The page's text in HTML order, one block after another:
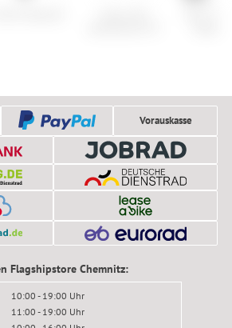
Vorauskasse
Flagshipstore Chemnitz:
10:00 - 19:00 Uhr
11:00 - 19:00 Uhr